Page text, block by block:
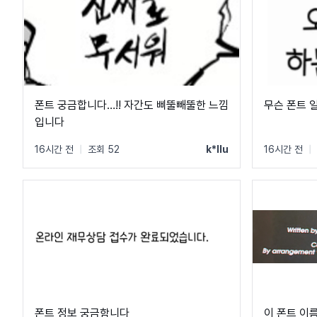
폰트 궁금합니다…!! 자간도 삐뚤빼뚤한 느낌
입니다
16시간 전 조회 52 k*llu
무슨 폰트
16시간 전
폰트 정보 궁금함니다 이 폰트 이